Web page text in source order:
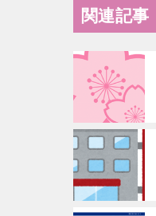
関連記事